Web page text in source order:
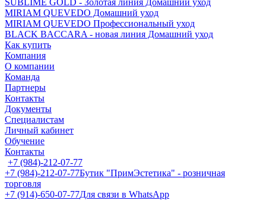
SUBLIME GOLD - Золотая линия Домашний уход
MIRIAM QUEVEDO Домашний уход
MIRIAM QUEVEDO Профессиональный уход
BLACK BACCARA - новая линия Домашний уход
Как купить
Компания
О компании
Команда
Партнеры
Контакты
Документы
Специалистам
Личный кабинет
Обучение
Контакты
+7 (984)-212-07-77
+7 (984)-212-07-77Бутик "ПримЭстетика" - розничная
торговля
+7 (914)-650-07-77Для связи в WhatsApp